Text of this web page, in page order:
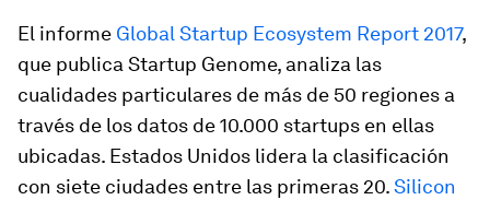
El informe Global Startup Ecosystem Report 2017,
que publica Startup Genome, analiza las
cualidades particulares de más de 50 regiones a
través de los datos de 10.000 startups en ellas
ubicadas. Estados Unidos lidera la clasificación
con siete ciudades entre las primeras 20.Silicon